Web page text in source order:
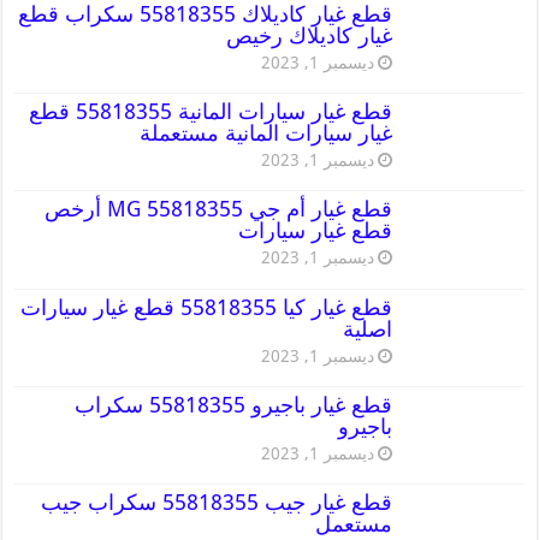
قطع غيار كاديلاك 55818355 سكراب قطع
غيار كاديلاك رخيص
ديسمبر 1, 2023
قطع غيار سيارات المانية 55818355 قطع
غيار سيارات المانية مستعملة
ديسمبر 1, 2023
قطع غيار أم جي MG 55818355 أرخص
قطع غيار سيارات
ديسمبر 1, 2023
قطع غيار كيا 55818355 قطع غيار سيارات
اصلية
ديسمبر 1, 2023
قطع غيار باجيرو 55818355 سكراب
باجيرو
ديسمبر 1, 2023
قطع غيار جيب 55818355 سكراب جيب
مستعمل